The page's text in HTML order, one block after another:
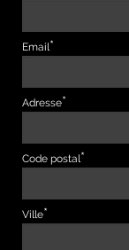
Email
Adresse
Code postal
Ville